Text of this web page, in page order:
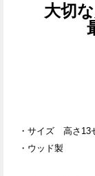
大切
・サイズ 高さ13
・ウッド製